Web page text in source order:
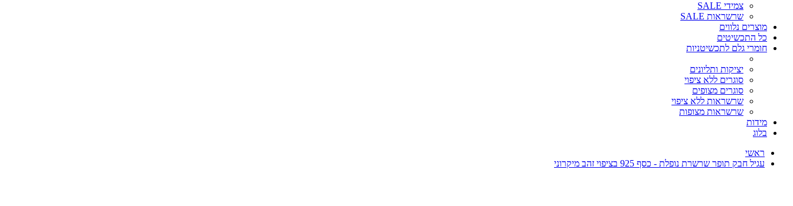
צמידי SALE
שרשראות SALE
מוצרים נלווים
כל התכשיטים
חומרי גלם לתכשיטניות
יציקות ותליונים
סוגרים ללא ציפוי
סוגרים מצופים
שרשראות ללא ציפוי
שרשראות מצופות
מידות
בלוג
ראשי
עגיל חבק תופר שרשרת נופלת - כסף 925 בציפוי זהב מיקרוני